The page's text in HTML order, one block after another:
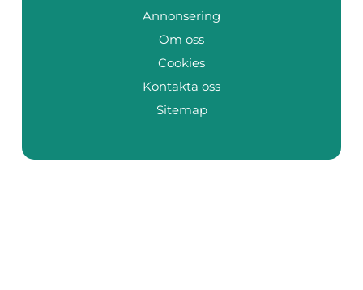
Annonsering
Om oss
Cookies
Kontakta oss
Sitemap